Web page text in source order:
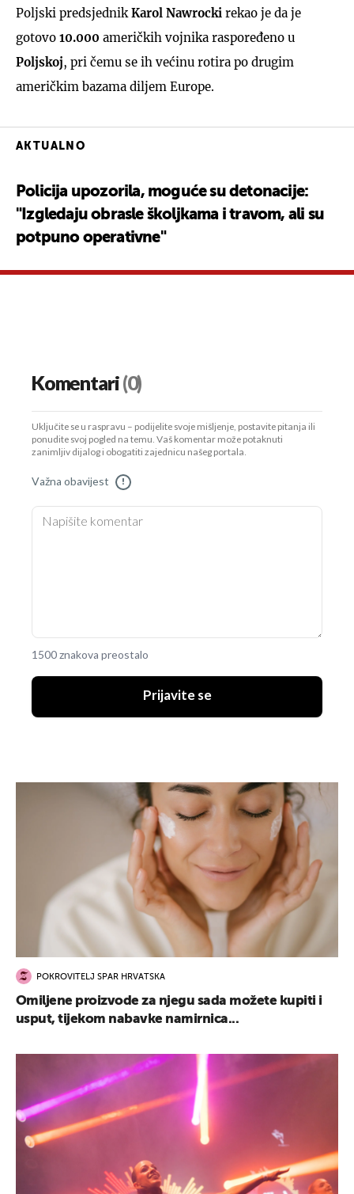
Poljski predsjednik Karol Nawrocki rekao je da je
gotovo 10.000 američkih vojnika raspoređeno u
Poljskoj, pri čemu se ih većinu rotira po drugim
američkim bazama diljem Europe.
AKTUALNO
Policija upozorila, moguće su detonacije:
"Izgledaju obrasle školjkama i travom, ali su
potpuno operativne"
Komentari(0)
Uključite se u raspravu – podijelite svoje mišljenje, postavite pitanja ili
ponudite svoj pogled na temu. Vaš komentar može potaknuti
zanimljiv dijalog i obogatiti zajednicu našeg portala.
Važna obavijest !
1500 znakova preostalo
Prijavite se
POKROVITELJ SPAR HRVATSKA
Omiljene proizvode za njegu sada možete kupiti i
usput, tijekom nabavke namirnica...